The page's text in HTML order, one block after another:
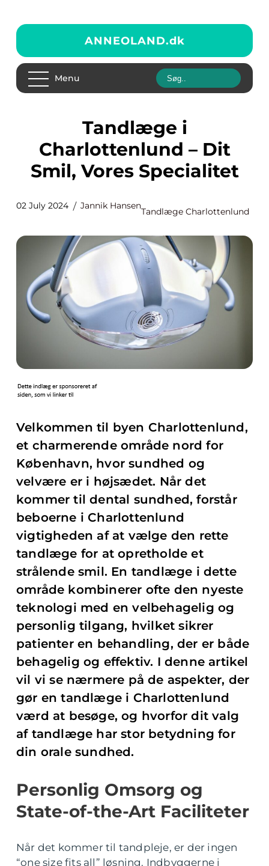
ANNEOLAND.dk
Menu
Tandlæge i
Charlottenlund – Dit
Smil, Vores Specialitet
02 July 2024 Jannik Hansen
Tandlæge Charlottenlund
Velkommen til byen Charlottenlund,
et charmerende område nord for
København, hvor sundhed og
velvære er i højsædet. Når det
kommer til dental sundhed, forstår
beboerne i Charlottenlund
vigtigheden af at vælge den rette
tandlæge for at opretholde et
strålende smil. En tandlæge i dette
område kombinerer ofte den nyeste
teknologi med en velbehagelig og
personlig tilgang, hvilket sikrer
patienter en behandling, der er både
behagelig og effektiv. I denne artikel
vil vi se nærmere på de aspekter, der
gør en tandlæge i Charlottenlund
værd at besøge, og hvorfor dit valg
af tandlæge har stor betydning for
din orale sundhed.
Personlig Omsorg og
State-of-the-Art Faciliteter
Når det kommer til tandpleje, er der ingen
“one size fits all” løsning. Indbyggerne i